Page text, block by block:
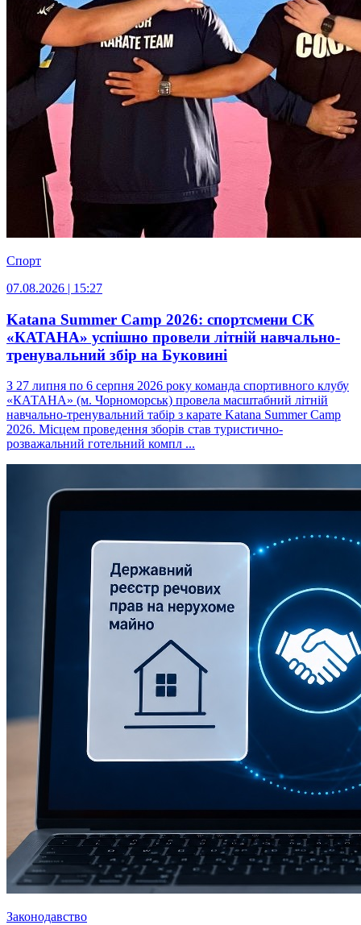
Спорт
07.08.2026 | 15:27
Katana Summer Camp 2026: спортсмени СК
«КАТАНА» успішно провели літній навчально-
тренувальний збір на Буковині
З 27 липня по 6 серпня 2026 року команда спортивного клубу
«КАТАНА» (м. Чорноморськ) провела масштабний літній
навчально-тренувальний табір з карате Katana Summer Camp
2026. Місцем проведення зборів став туристично-
розважальний готельний компл ...
Законодавство